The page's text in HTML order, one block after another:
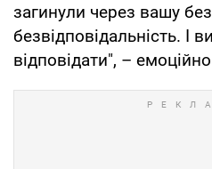
загинули через вашу
безвідповідальність. І
відповідати", –